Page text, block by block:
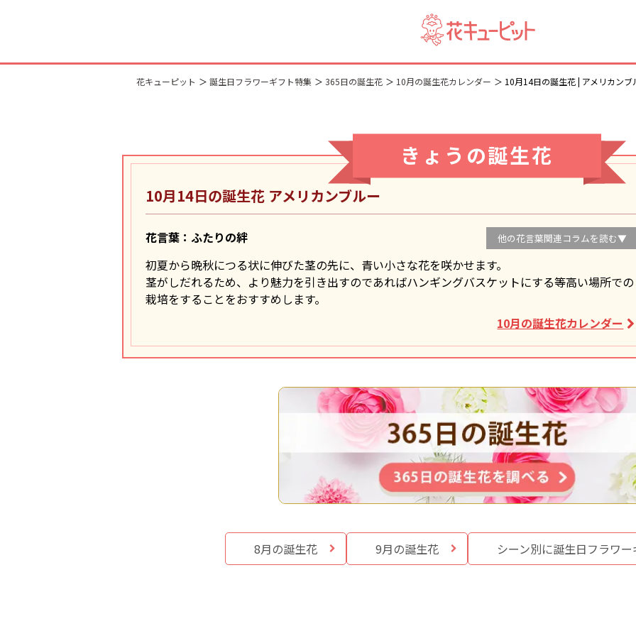
花キューピット 誕生日フラワーギフト特集 365日の誕生花 10月の誕生花カレンダー 10月14日の誕生花 | アメリカンブ
きょうの誕生花
10月14日の誕生花 アメリカンブルー
花言葉：ふたりの絆 他の花言葉関連コラムを読む▼
初夏から晩秋につる状に伸びた茎の先に、青い小さな花を咲かせます。
茎がしだれるため、より魅力を引き出すのであればハンギングバスケットにする等高い場所での
栽培をすることをおすすめします。
10月の誕生花カレンダー
8月の誕生花 9月の誕生花 シーン別に誕生日フラワ